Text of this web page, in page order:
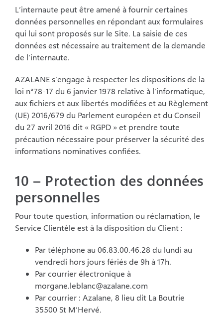
L’internaute peut être amené à fournir certaines
données personnelles en répondant aux formulaires
qui lui sont proposés sur le Site. La saisie de ces
données est nécessaire au traitement de la demande
de l’internaute.
AZALANE s’engage à respecter les dispositions de la
loi n°78-17 du 6 janvier 1978 relative à l’informatique,
aux fichiers et aux libertés modifiées et au Règlement
(UE) 2016/679 du Parlementeuropéen et du Conseil
du 27 avril 2016 dit « RGPD » et prendre toute
précaution nécessaire pour préserver la sécurité des
informations nominatives confiées.
10 – Protection des données
personnelles
Pour toute question, information ou réclamation, le
Service Clientèle est à la disposition du Client :
Par téléphone au 06.83.00.46.28 du lundi au
vendredi hors jours fériés de 9h à 17h.
Par courrier électronique à
morgane.leblanc@azalane.com
Par courrier : Azalane, 8 lieu dit La Boutrie
35500 St M’Hervé.